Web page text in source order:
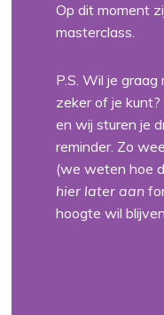
Op dit moment
masterclass.
P.S. Wil je
zeker of je kunt?
en wij sturen je
reminder. Zo
(we weten hoe
hier later aan
hoogte wil